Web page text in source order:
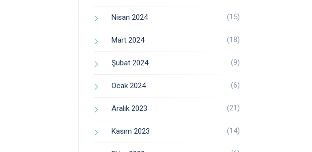
Nisan 2024 (15)
Mart 2024 (18)
Şubat 2024 (9)
Ocak 2024 (6)
Aralık 2023 (21)
Kasım 2023 (14)